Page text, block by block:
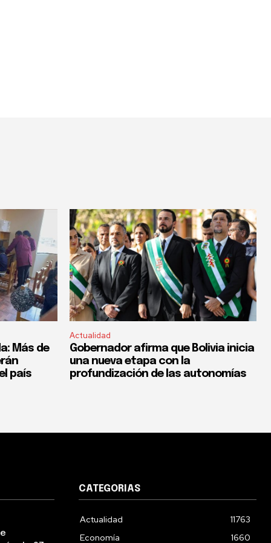
Más de
país
Actualidad
Gobernador afirma que Bolivia inicia
una nueva etapa con la
profundización de las autonomías
CATEGORIAS
Actualidad
11763
Economía
1660